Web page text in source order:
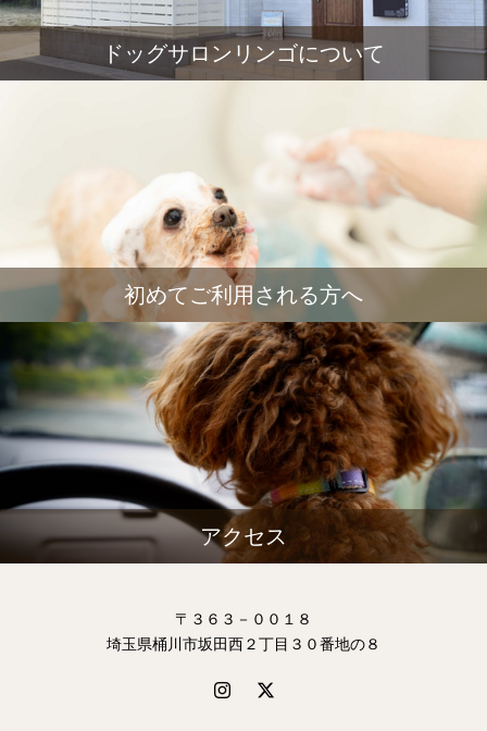
ドッグサロンリンゴについて
初めてご利用される方へ
アクセス
〒３６３－００１８
埼玉県桶川市坂田西２丁目３０番地の８